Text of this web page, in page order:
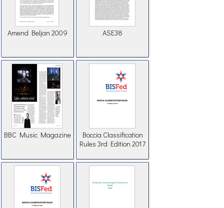
Amend Beljan 2009 ASE38
BBC Music Magazine
Boccia Classification
Rules 3rd Edition 2017